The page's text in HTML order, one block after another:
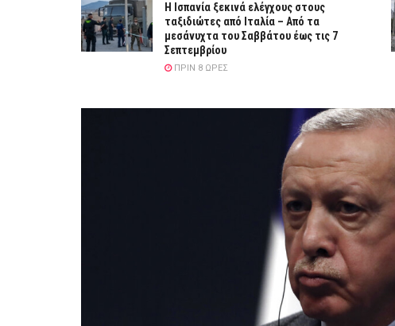
Η Ισπανία ξεκινά ελέγχους στους
ταξιδιώτες από Ιταλία – Από τα
μεσάνυχτα του Σαββάτου έως τις 7
Σεπτεμβρίου
ΠΡΙΝ 8 ΏΡΕΣ